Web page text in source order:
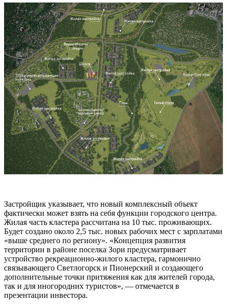
Застройщик указывает, что новый комплексный объект
фактически может взять на себя функции городского центра.
Жилая часть кластера рассчитана на 10 тыс. проживающих.
Будет создано около 2,5 тыс. новых рабочих мест с зарплатами
«выше среднего по региону». «Концепция развития
территории в районе поселка Зори предусматривает
устройство рекреационно-жилого кластера, гармонично
связывающего Светлогорск и Пионерский и создающего
дополнительные точки притяжения как для жителей города,
так и для иногородних туристов», — отмечается в
презентации инвестора.